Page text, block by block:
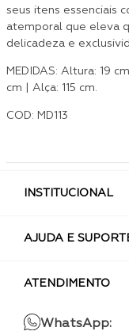
seus itens essenciais
atemporal que eleva
delicadeza e
MEDIDAS: Altura: 19
cm | Alça: 115 cm.
COD: MD113
INSTITUCIONAL
AJUDA E
ATENDIMENTO
WhatsApp: